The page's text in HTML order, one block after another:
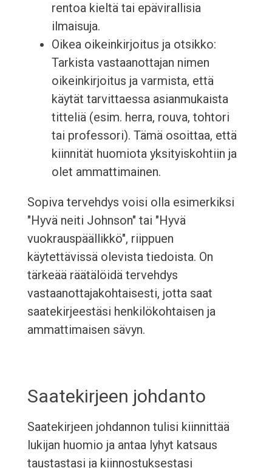
rentoa kieltä tai epävirallisia
ilmaisuja.
Oikea oikeinkirjoitus ja otsikko:
Tarkista vastaanottajan nimen
oikeinkirjoitus ja varmista, että
käytät tarvittaessa asianmukaista
titteliä (esim. herra, rouva, tohtori
tai professori). Tämä osoittaa, että
kiinnität huomiota yksityiskohtiin ja
olet ammattimainen.
Sopiva tervehdys voisi olla esimerkiksi
"Hyvä neiti Johnson" tai "Hyvä
vuokrauspäällikkö", riippuen
käytettävissä olevista tiedoista. On
tärkeää räätälöidä tervehdys
vastaanottajakohtaisesti, jotta saat
saatekirjeestäsi henkilökohtaisen ja
ammattimaisen sävyn.
Saatekirjeen johdanto
Saatekirjeen johdannon tulisi kiinnittää
lukijan huomio ja antaa lyhyt katsaus
taustastasi ja kiinnostuksestasi